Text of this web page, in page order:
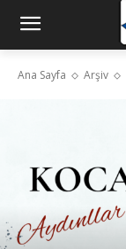
Ana Sayfa Arşiv